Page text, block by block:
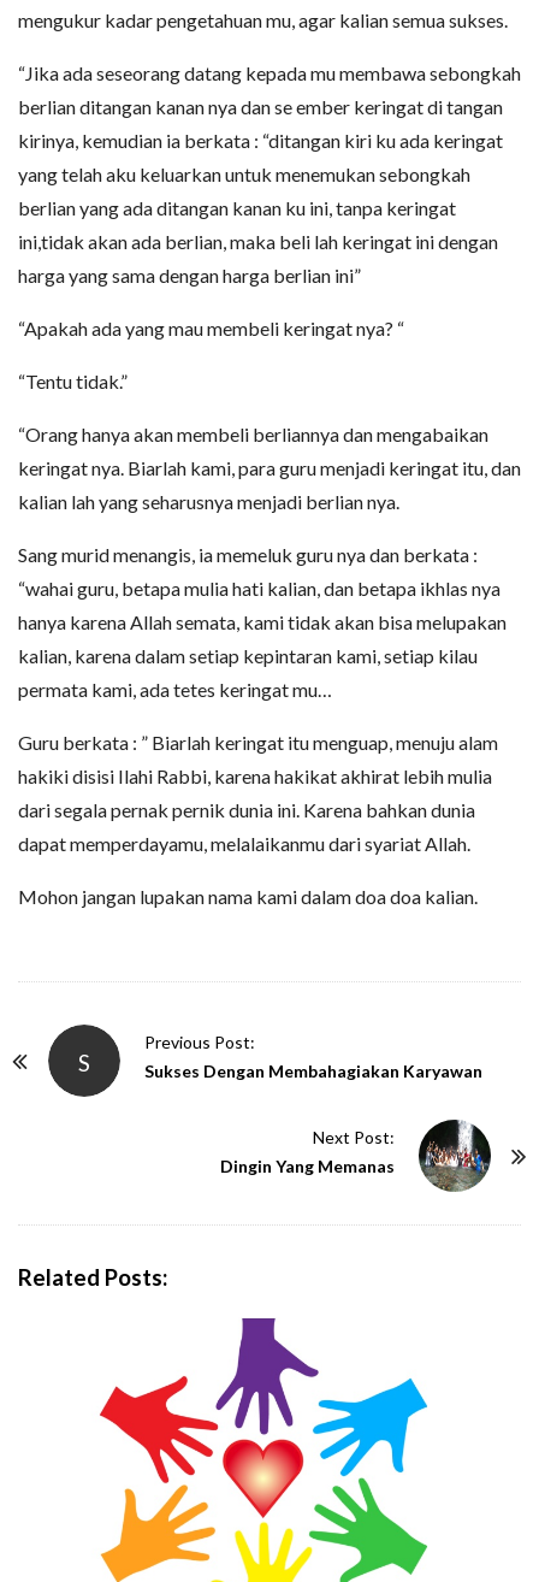
mengukur kadar pengetahuan mu, agar kalian semua sukses.
“Jika ada seseorang datang kepada mu membawa sebongkah
berlian ditangan kanan nya dan se ember keringat di tangan
kirinya, kemudian ia berkata : “ditangan kiri ku ada keringat
yang telah aku keluarkan untuk menemukan sebongkah
berlian yang ada ditangan kanan ku ini, tanpa keringat
ini,tidak akan ada berlian, maka beli lah keringat ini dengan
harga yang sama dengan harga berlian ini”
“Apakah ada yang mau membeli keringat nya? “
“Tentu tidak.”
“Orang hanya akan membeli berliannya dan mengabaikan
keringat nya. Biarlah kami, para guru menjadi keringat itu, dan
kalian lah yang seharusnya menjadi berlian nya.
Sang murid menangis, ia memeluk guru nya dan berkata :
“wahai guru, betapa mulia hati kalian, dan betapa ikhlas nya
hanya karena Allah semata, kami tidak akan bisa melupakan
kalian, karena dalam setiap kepintaran kami, setiap kilau
permata kami, ada tetes keringat mu…
Guru berkata : ” Biarlah keringat itu menguap, menuju alam
hakiki disisi Ilahi Rabbi, karena hakikat akhirat lebih mulia
dari segala pernak pernik dunia ini. Karena bahkan dunia
dapat memperdayamu, melalaikanmu dari syariat Allah.
Mohon jangan lupakan nama kami dalam doa doa kalian.
S
Previous Post:
Sukses Dengan Membahagiakan Karyawan
Next Post:
Dingin Yang Memanas
Related Posts: